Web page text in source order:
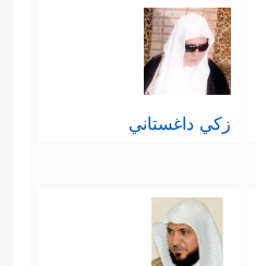
زكي داغستاني